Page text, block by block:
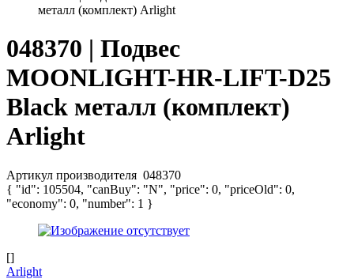
металл (комплект) Arlight
048370 | Подвес
MOONLIGHT-HR-LIFT-D25
Black металл (комплект)
Arlight
Артикул производителя 048370
{ "id": 105504, "canBuy": "N", "price": 0, "priceOld": 0,
"economy": 0, "number": 1 }
[]
Arlight